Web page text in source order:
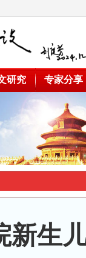
研究 专家分享
新生